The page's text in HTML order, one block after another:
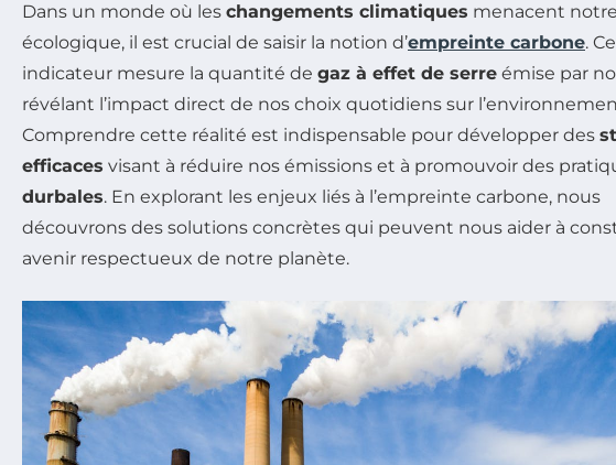
Dans un monde où les changements climatiques menacent
écologique, il est crucial de saisir la notion d’empreinte carbone.
indicateur mesure la quantité de gaz à effet de serre émise par
révélant l’impact direct de nos choix quotidiens sur
Comprendre cette réalité est indispensable pour développer des
efficaces visant à réduire nos émissions et à promouvoir des
durbales. En explorant les enjeux liés à l’empreinte carbone, nous
découvrons des solutions concrètes qui peuvent nous aider à
avenir respectueux de notre planète.